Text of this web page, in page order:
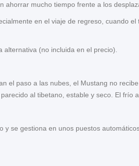
mucho tiempo frente a los
en el viaje de regreso, cuando
(no incluida en el precio).
el paso a las nubes, el Mustang no
al tibetano, estable y seco. El frío
se gestiona en unos puestos